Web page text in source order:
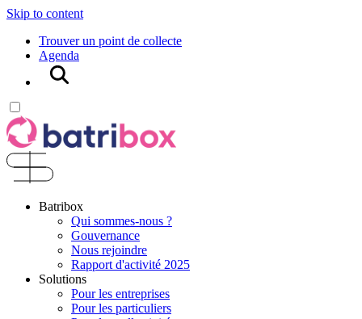
Skip to content
Trouver un point de collecte
Agenda
Rechercher
Batribox
Qui sommes-nous ?
Gouvernance
Nous rejoindre
Rapport d'activité 2025
Solutions
Pour les entreprises
Pour les particuliers